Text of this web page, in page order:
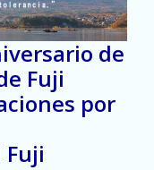
de
Fuji
por